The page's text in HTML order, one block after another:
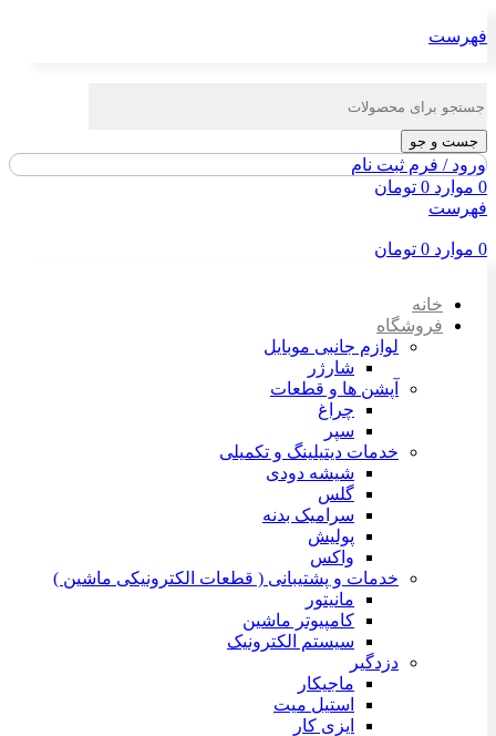
فهرست
جست و جو
ورود / فرم ثبت نام
0 موارد 0 تومان
فهرست
0 موارد 0 تومان
خانه
فروشگاه
لوازم جانبی موبایل
شارژر
آپشن ها و قطعات
چراغ
سپر
خدمات دیتیلینگ و تکمیلی
شیشه دودی
گلس
سرامیک بدنه
پولیش
واکس
خدمات و پشتیبانی ( قطعات الکترونیکی ماشین )
مانیتور
کامپیوتر ماشین
سیستم الکترونیک
دزدگیر
ماجیکار
استیل میت
ایزی کار